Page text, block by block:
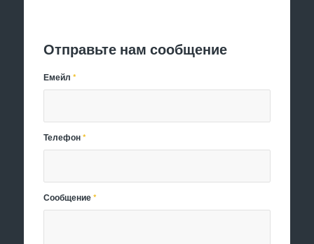
Отправьте нам сообщение
Емейл*
Телефон*
Сообщение*